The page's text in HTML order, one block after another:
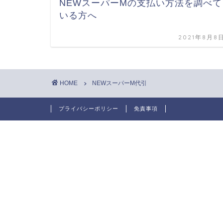
NEWスーパーMの支払い方法を調べて
いる方へ
2021年8月8
HOME NEWスーパーM代引
プライバシーポリシー 免責事項